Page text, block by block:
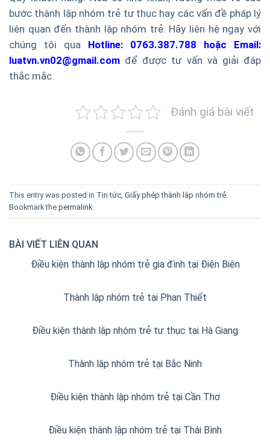
bước thành lập nhóm trẻ tư thục hay các vấn đề pháp lý
liên quan đến thành lập nhóm trẻ. Hãy liên hệ ngay với
chúng tôi qua Hotline: 0763.387.788 hoặc Email:
luatvn.vn02@gmail.com để được tư vấn và giải đáp
thắc mắc.
Đánh giá bài viết
This entry was posted in Tin tức Giấy phép thành lập nhóm trẻ
Bookmark the permalink
BÀI VIẾT LIÊN QUAN
Điều kiện thành lập nhóm trẻ gia đình tại Điện Biên
Thành lập nhóm trẻ tại Phan Thiết
Điều kiện thành lập nhóm trẻ tư thục tại Hà Giang
Thành lập nhóm trẻ tại Bắc Ninh
Điều kiện thành lập nhóm trẻ tại Cần Thơ
Điều kiện thành lập nhóm trẻ tại Thái Bình